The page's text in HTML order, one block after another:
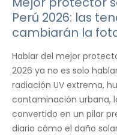
Perú 2026: las
cambiarán la
Hablar del mejor
2026 ya no es solo
radiación UV extrema,
contaminación urbana,
convertido en un pilar
diario cómo el daño